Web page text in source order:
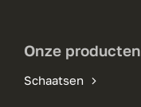
Onze producten
Schaatsen